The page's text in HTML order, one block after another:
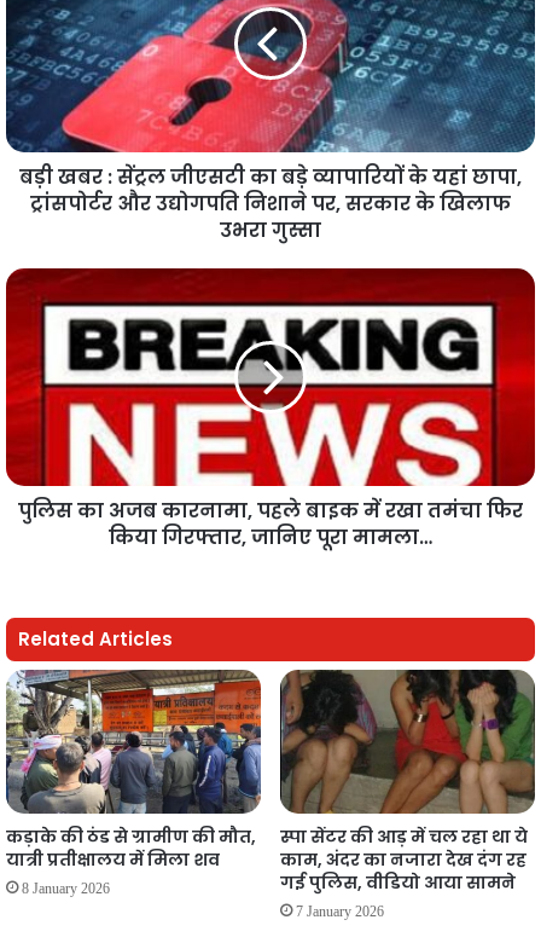
बड़ी खबर : सेंट्रल जीएसटी का बड़े व्यापारियों के यहां छापा,
ट्रांसपोर्टर और उद्योगपति निशाने पर, सरकार के खिलाफ
उभरा गुस्सा
पुलिस का अजब कारनामा, पहले बाइक में रखा तमंचा फिर
किया गिरफ्तार, जानिए पूरा मामला…
Related Articles
कड़ाके की ठंड से ग्रामीण की मौत,
यात्री प्रतीक्षालय में मिला शव
8 January 2026
स्पा सेंटर की आड़ में चल रहा था ये
काम, अंदर का नजारा देख दंग रह
गई पुलिस, वीडियो आया सामने
7 January 2026